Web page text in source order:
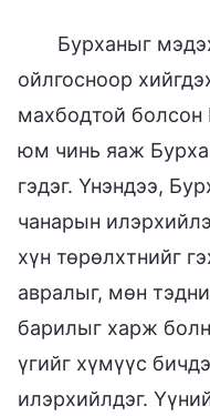
Бурханыг
ойлгосноор
махбодтой болсон
юм чинь яаж
гэдэг. Үнэндээ,
чанарын
хүн төрөлхтнийг
авралыг, мөн
барилыг харж
үгийг хүмүүс
илэрхийлдэг.